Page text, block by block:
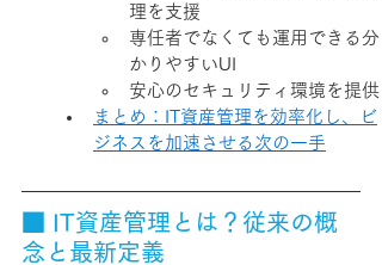
理を支援
専任者でなくても運用できる分
かりやすいUI
安心のセキュリティ環境を提供
まとめ：IT資産管理を効率化し、ビ
ジネスを加速させる次の一手
■ IT資産管理とは？従来の概
念と最新定義